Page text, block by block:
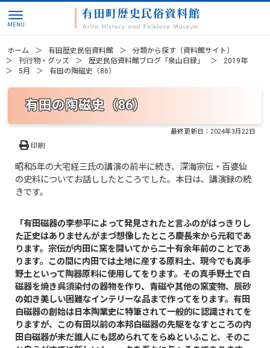
ホーム 有田歴史民俗資料館
分類から探す（資料館サイト）
刊行物・グッズ
歴史民俗資料館ブログ「泉山日録」
2019年
5月
有田の陶磁史（86）
有田の陶磁史（86）
最終更新日：2024年3月22日
印刷
昭和5年の大宅経三氏の講演の前半に続き、深海宗伝・百婆仙
の史料についてお話ししたところでした。本日は、講演録の続
きです。
「有田磁器の李参平によって発見されたと言ふのがはっきりし
た正史はありませんがまづ想像したところ慶長末から元和であ
ります。宗伝が内田に窯を開いてから二十有余年前のことであ
ります。この間に内田では土地に産する原料土、現今でも真手
野土といって陶器原料に使用してをります。その真手野土で白
磁器を焼き呉須染付の器物を作り、青磁や其他の窯変物、辰砂
の如き美しい困難なインテリーな品まで作ってをります。有田
白磁器の創始は日本陶業史に特筆されて一般的に認識されてを
りますが、この有田以前の本邦白磁器の先駆をなすところの内
田白磁器が未だ誰人にも認められてをらぬといふこと、そのこ